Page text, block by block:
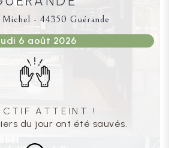
- 44350 Guérande
6 août 2026
ATTEINT !
du jour ont été sauvés.